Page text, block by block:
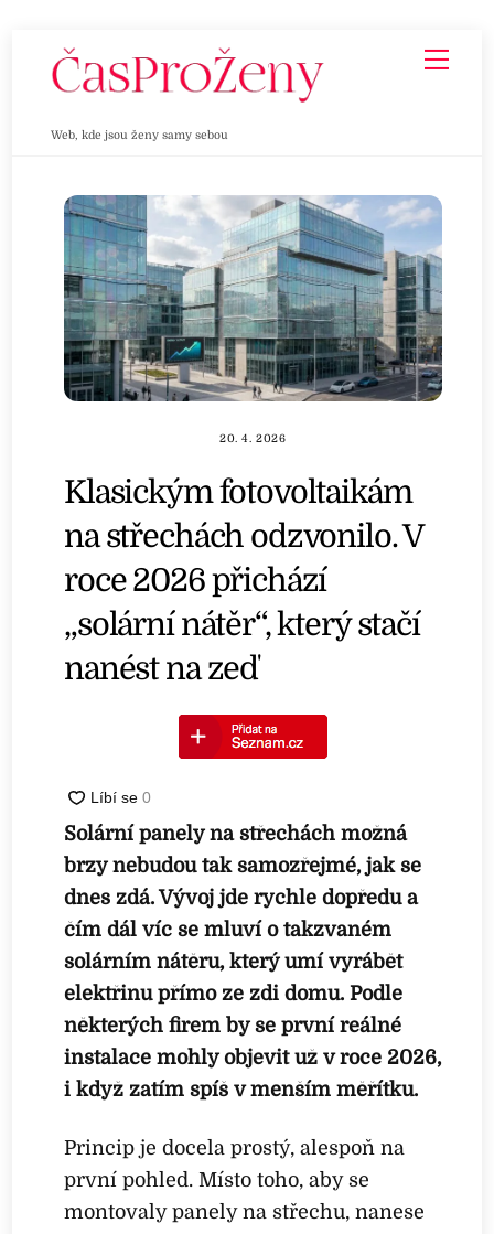
Web, kde jsou ženy samy sebou
20. 4. 2026
Klasickým fotovoltaikám
na střechách odzvonilo. V
roce 2026 přichází
„solární nátěr“, který stačí
nanést na zeď
Solární panely na střechách možná
brzy nebudou tak samozřejmé, jak se
dnes zdá. Vývoj jde rychle dopředu a
čím dál víc se mluví o takzvaném
solárním nátěru, který umí vyrábět
elektřinu přímo ze zdi domu. Podle
některých firem by se první reálné
instalace mohly objevit už v roce 2026,
i když zatím spíš v menším měřítku.
Princip je docela prostý, alespoň na
první pohled. Místo toho, aby se
montovaly panely na střechu, nanese